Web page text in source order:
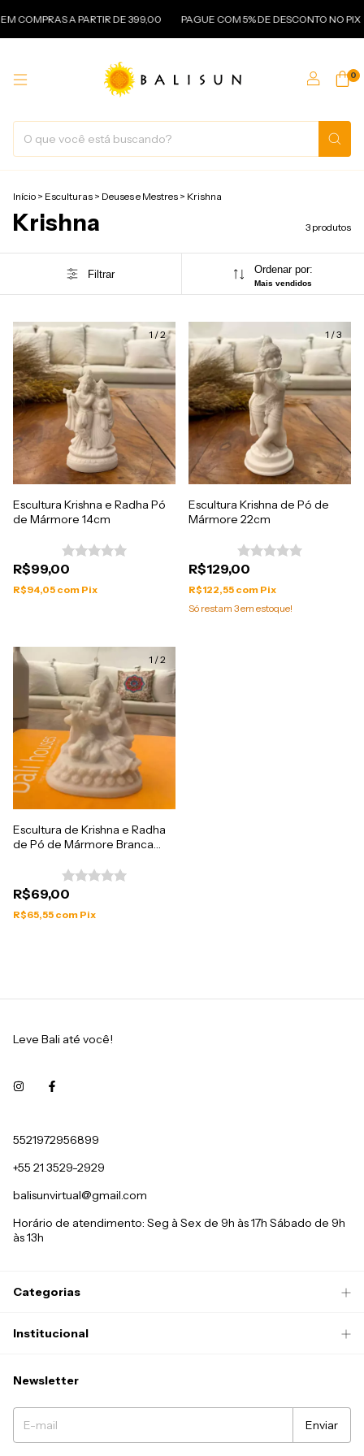
A PARTIR DE 399,00 PAGUE COM 5% DE DESCONTO NO PIX
0
Início > Esculturas > Deuses e Mestres > Krishna
Krishna 3 produtos
Filtrar Ordenar por:
Mais vendidos
1/2
Escultura Krishna e Radha Pó
de Mármore 14cm
R$99,00
R$94,05 com Pix
1 /3
Escultura Krishna de Pó de
Mármore 22cm
R$129,00
R$122,55 com Pix
Só restam 3em estoque!
1 /2
Escultura de Krishna e Radha
de Pó de Mármore Branca
R$69,00
R$65,55 com Pix
Leve Bali até você!
5521972956899
+55 21 3529-2929
balisunvirtual@gmail.com
Horário de atendimento: Seg à Sex de 9h às 17h Sábado de 9h
às 13h
Categorias
Institucional
Newsletter